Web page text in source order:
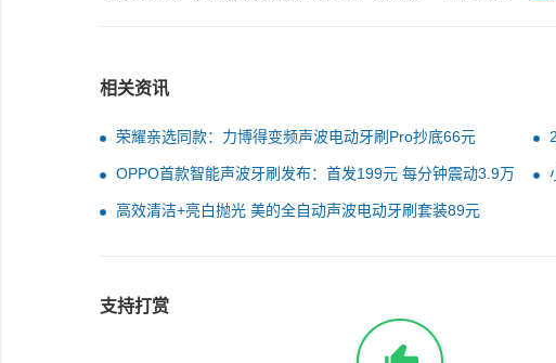
相关资讯
荣耀亲选同款：力博得变频声波电动牙刷Pro抄底66元
OPPO首款智能声波牙刷发布：首发199元 每分钟震动3.9万
高效清洁+亮白抛光 美的全自动声波电动牙刷套装89元
支持打赏